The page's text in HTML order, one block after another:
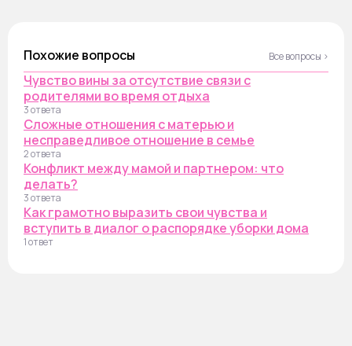
Похожие вопросы Все вопросы ›
Чувство вины за отсутствие связи с
родителями во время отдыха
3 ответа
Сложные отношения с матерью и
несправедливое отношение в семье
2 ответа
Конфликт между мамой и партнером: что
делать?
3 ответа
Как грамотно выразить свои чувства и
вступить в диалог о распорядке уборки дома
1 ответ